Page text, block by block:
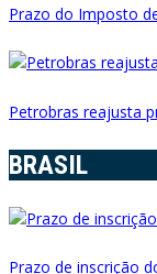
Prazo do Imposto
Petrobras reajusta
BRASIL
Prazo de inscrição